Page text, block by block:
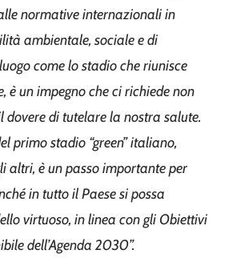
normative internazionali in
ambientale, sociale e di
come lo stadio che riunisce
è un impegno che ci richiede non
dovere di tutelare la nostra salute.
primo stadio “green” italiano,
altri, è un passo importante per
in tutto il Paese si possa
virtuoso, in linea con gli Obiettivi
dell’Agenda 2030”.